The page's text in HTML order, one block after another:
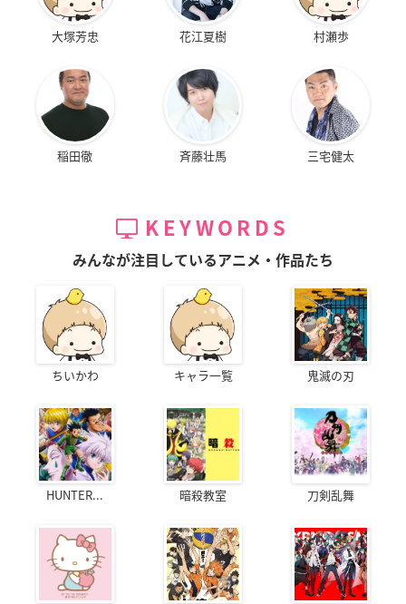
大塚芳忠 花江夏樹 村瀬歩
稲田徹 斉藤壮馬 三宅健太
KEYWORDS
みんなが注目しているアニメ・作品たち
ちいかわ キャラ一覧 鬼滅の刃
HUNTER... 暗殺教室 刀剣乱舞